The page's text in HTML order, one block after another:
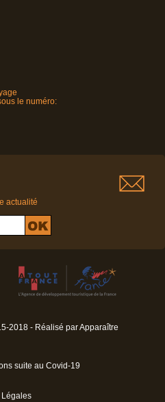
le numéro:
actualité
2018 - Réalisé parApparaître
suite au Covid-19
Légales